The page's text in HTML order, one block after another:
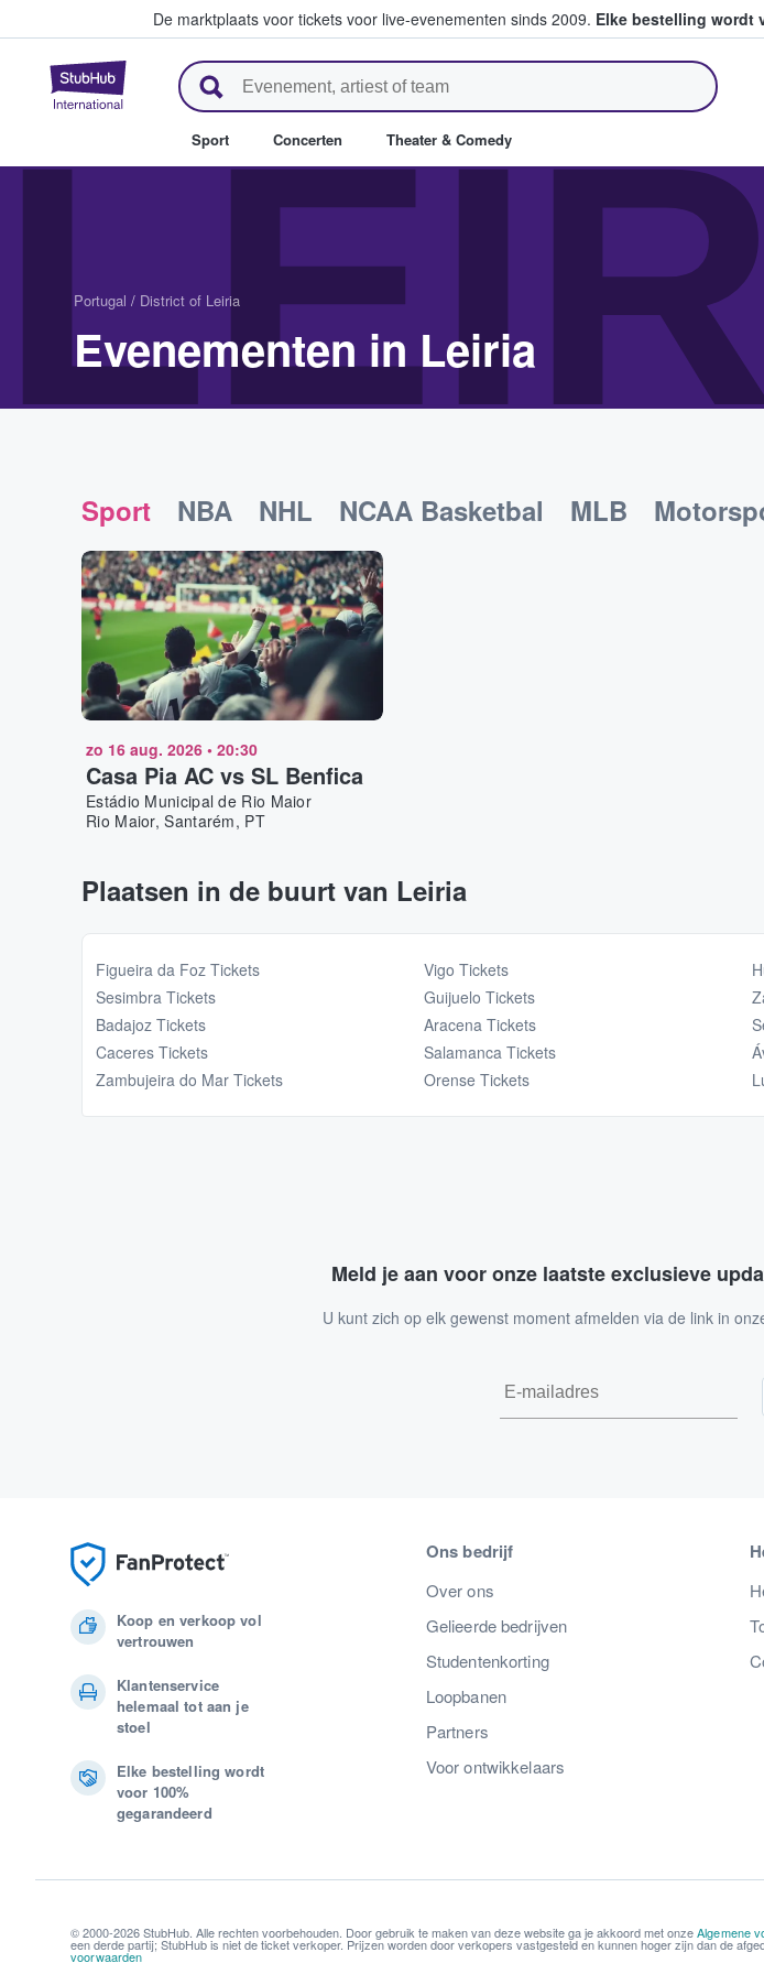
De marktplaats voor tickets voor live-evenementen sinds 2009. Elke bestelling wordt
StubHub: waar fans tickets kopen en verkopen
Sport Concerten Theater & Comedy
Portugal / District of Leiria
Evenementen in Leiria
Sport NBA NHL NCAA Basketbal MLB
zo 16 aug. 2026 • 20:30
Casa Pia AC vs SL Benfica
Estádio Municipal de Rio Maior
Rio Maior, Santarém, PT
Plaatsen in de buurt van Leiria
Figueira da Foz Tickets
Sesimbra Tickets
Badajoz Tickets
Caceres Tickets
Zambujeira do Mar Tickets
Vigo Tickets
Guijuelo Tickets
Aracena Tickets
Salamanca Tickets
Orense Tickets
Meld je aan voor onze laatste exclusieve
U kunt zich op elk gewenst moment afmelden via de link in
Koop en verkoop vol
vertrouwen
Klantenservice
helemaal tot aan je
stoel
Elke bestelling wordt
voor 100%
gegarandeerd
Ons bedrijf
Over ons
Gelieerde bedrijven
Studentenkorting
Loopbanen
Partners
Voor ontwikkelaars
© 2000-2026 StubHub. Alle rechten voorbehouden. Door gebruik te maken van deze website ga je akkoord met onzeAlgemene
een derde partij; StubHub is niet de ticket verkoper. Prijzen worden door verkopers vastgesteld en kunnen hoger zijn dan de
voorwaarden